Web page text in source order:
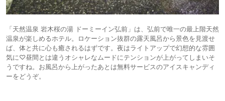
「天然温泉 岩木桜の湯 ドーミーイン弘前」は、弘前で唯一の最上階天然
温泉が楽しめるホテル。ロケーション抜群の露天風呂から景色を見渡せ
ば、体と共に心も癒されるはずです。夜はライトアップで幻想的な雰囲
気に♡昼間とは違うオシャレなムードにテンションが上がってしまいそ
うですね。お風呂から上がったあとは無料サービスのアイスキャンディ
ーをどうぞ。